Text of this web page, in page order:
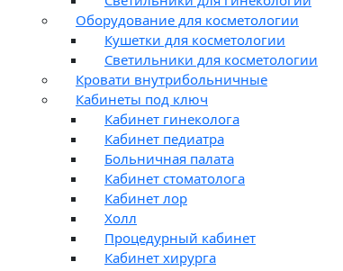
Оборудование для косметологии
Кушетки для косметологии
Светильники для косметологии
Кровати внутрибольничные
Кабинеты под ключ
Кабинет гинеколога
Кабинет педиатра
Больничная палата
Кабинет стоматолога
Кабинет лор
Холл
Процедурный кабинет
Кабинет хирурга